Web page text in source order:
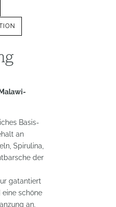
Basis-
an
Spirulina,
der
gatantiert
eine schöne
an.